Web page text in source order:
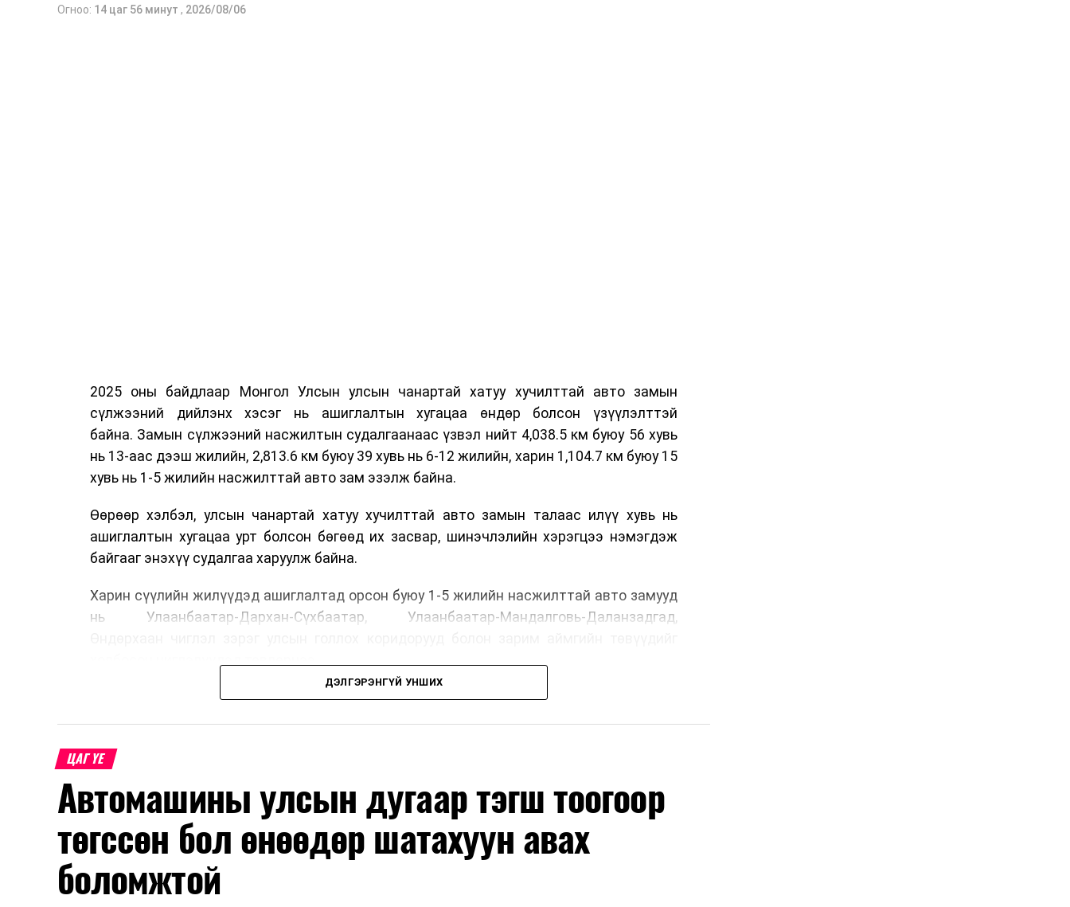
Огноо: 14 цаг 56 минут , 2026/08/06
2025 оны байдлаар Монгол Улсын улсын чанартай хатуу хучилттай авто замын
сүлжээний дийлэнх хэсэг нь ашиглалтын хугацаа өндөр болсон үзүүлэлттэй
байна. Замын сүлжээний насжилтын судалгаанаас үзвэл нийт 4,038.5 км буюу 56 хувь
нь 13-аас дээш жилийн, 2,813.6 км буюу 39 хувь нь 6-12 жилийн, харин 1,104.7 км буюу 15
хувь нь 1-5 жилийн насжилттай авто зам эзэлж байна.
Өөрөөр хэлбэл, улсын чанартай хатуу хучилттай авто замын талаас илүү хувь нь
ашиглалтын хугацаа урт болсон бөгөөд их засвар, шинэчлэлийн хэрэгцээ нэмэгдэж
байгааг энэхүү судалгаа харуулж байна.
Харин сүүлийн жилүүдэд ашиглалтад орсон буюу 1-5 жилийн насжилттай авто замууд
нь Улаанбаатар-Дархан-Сүхбаатар, Улаанбаатар-Мандалговь-Даланзадгад,
Авто замын насжилтыг тогтмол үнэлж, их засвар, ээлжит засвар арчлалтын ажлыг
төлөвлөхөд чухал ач холбогдолтойг албаныхан хэлж байна
ДЭЛГЭРЭНГҮЙ УНШИХ
ЦАГ ҮЕ
Автомашины улсын дугаар тэгш тоогоор
төгссөн бол өнөөдөр шатахуун авах
боломжтой